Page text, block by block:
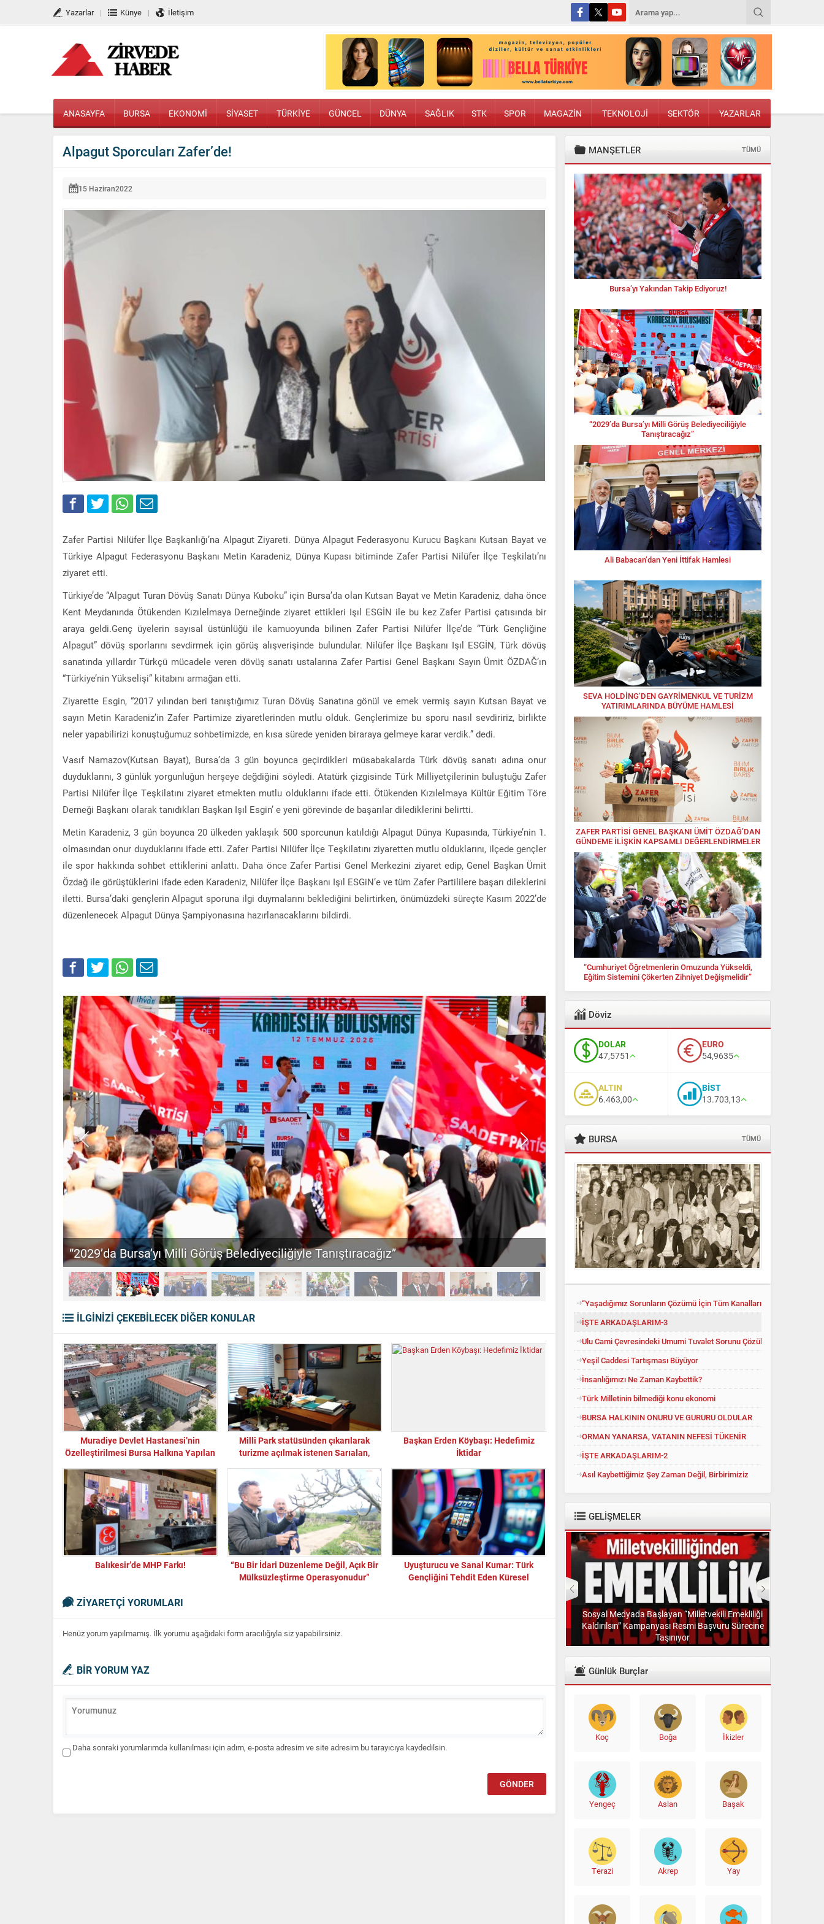
Yazarlar Künye İletişim
ANASAYFA BURSA EKONOMİ SİYASET TÜRKİYE GÜNCEL DÜNYA SAĞLIK STK SPOR MAGAZİN TEKNOLOJİ SEKTÖR YAZARLAR
Alpagut Sporcuları Zafer’de!
15 Haziran2022
Zafer Partisi Nilüfer İlçe Başkanlığı’na Alpagut Ziyareti. Dünya Alpagut Federasyonu Kurucu Başkanı Kutsan Bayat ve
Türkiye Alpagut Federasyonu Başkanı Metin Karadeniz, Dünya Kupası bitiminde Zafer Partisi Nilüfer İlçe Teşkilatı’nı
ziyaret etti.
Türkiye’de “Alpagut Turan Dövüş Sanatı Dünya Kuboku” için Bursa’da olan Kutsan Bayat ve Metin Karadeniz, daha önce
Kent Meydanında Ötükenden Kızılelmaya Derneğinde ziyaret ettikleri Işıl ESGİN ile bu kez Zafer Partisi çatısında bir
araya geldi.Genç üyelerin sayısal üstünlüğü ile kamuoyunda bilinen Zafer Partisi Nilüfer İlçe’de “Türk Gençliğine
Alpagut” dövüş sporlarını sevdirmek için görüş alışverişinde bulundular. Nilüfer İlçe Başkanı Işıl ESGİN, Türk dövüş
sanatında yıllardır Türkçü mücadele veren dövüş sanatı ustalarına Zafer Partisi Genel Başkanı Sayın Ümit ÖZDAĞ’ın
“Türkiye’nin Yükselişi” kitabını armağan etti.
Ziyarette Esgin, “2017 yılından beri tanıştığımız Turan Dövüş Sanatına gönül ve emek vermiş sayın Kutsan Bayat ve
sayın Metin Karadeniz’in Zafer Partimize ziyaretlerinden mutlu olduk. Gençlerimize bu sporu nasıl sevdiririz, birlikte
neler yapabilirizi konuştuğumuz sohbetimizde, en kısa sürede yeniden biraraya gelmeye karar verdik.” dedi.
Vasıf Namazov(Kutsan Bayat), Bursa’da 3 gün boyunca geçirdikleri müsabakalarda Türk dövüş sanatı adına onur
duyduklarını, 3 günlük yorgunluğun herşeye değdiğini söyledi. Atatürk çizgisinde Türk Milliyetçilerinin buluştuğu Zafer
Partisi Nilüfer İlçe Teşkilatını ziyaret etmekten mutlu olduklarını ifade etti. Ötükenden Kızılelmaya Kültür Eğitim Töre
Derneği Başkanı olarak tanıdıkları Başkan Işıl Esgin’ e yeni görevinde de başarılar dilediklerini belirtti.
Metin Karadeniz, 3 gün boyunca 20 ülkeden yaklaşık 500 sporcunun katıldığı Alpagut Dünya Kupasında, Türkiye’nin 1.
olmasından onur duyduklarını ifade etti. Zafer Partisi Nilüfer İlçe Teşkilatını ziyaretten mutlu olduklarını, ilçede gençler
ile spor hakkında sohbet ettiklerini anlattı. Daha önce Zafer Partisi Genel Merkezini ziyaret edip, Genel Başkan Ümit
Özdağ ile görüştüklerini ifade eden Karadeniz, Nilüfer İlçe Başkanı Işıl ESGiN’e ve tüm Zafer Partililere başarı dileklerini
iletti. Bursa’daki gençlerin Alpagut sporuna ilgi duymalarını beklediğini belirtirken, önümüzdeki süreçte Kasım 2022’de
düzenlenecek Alpagut Dünya Şampiyonasına hazırlanacaklarını bildirdi.
“2029’da Bursa’yı Milli Görüş Belediyeciliğiyle Tanıştıracağız” Ali Babacan’dan Yeni İttifak Hamlesi
İLGİNİZİ ÇEKEBİLECEK DİĞER KONULAR
Muradiye Devlet Hastanesi’nin
Özelleştirilmesi Bursa Halkına Yapılan
Milli Park statüsünden çıkarılarak
turizme açılmak istenen Sarıalan,
yaban hayatının devamı için sakınca
oluşturmakta…
Başkan Erden Köybaşı: Hedefimiz
İktidar
Balıkesir’de MHP Farkı!
“Bu Bir İdari Düzenleme Değil, Açık Bir
Mülksüzleştirme Operasyonudur”
Uyuşturucu ve Sanal Kumar: Türk
Gençliğini Tehdit Eden Küresel
ZİYARETÇİ YORUMLARI
Henüz yorum yapılmamış. İlk yorumu aşağıdaki form aracılığıyla siz yapabilirsiniz.
BİR YORUM YAZ
Daha sonraki yorumlarımda kullanılması için adım, e-posta adresim ve site adresim bu tarayıcıya kaydedilsin.
MANŞETLER TÜMÜ
Bursa’yı Yakından Takip Ediyoruz!
“2029’da Bursa’yı Milli Görüş Belediyeciliğiyle
Tanıştıracağız”
Ali Babacan’dan Yeni İttifak Hamlesi
SEVA HOLDİNG’DEN GAYRİMENKUL VE TURİZM
YATIRIMLARINDA BÜYÜME HAMLESİ
ZAFER PARTİSİ GENEL BAŞKANI ÜMİT ÖZDAĞ’DAN
GÜNDEME İLİŞKİN KAPSAMLI DEĞERLENDİRMELER
“Cumhuriyet Öğretmenlerin Omuzunda Yükseldi,
Eğitim Sistemini Çökerten Zihniyet Değişmelidir”
Döviz
DOLAR
47,5751
EURO
54,9635
ALTIN
6.463,00
BİST
13.703,13
BURSA TÜMÜ
“Yaşadığımız Sorunların Çözümü İçin Tüm Kanalları Denedik”
İŞTE ARKADAŞLARIM-3
Ulu Cami Çevresindeki Umumi Tuvalet Sorunu Çözüldü
Yeşil Caddesi Tartışması Büyüyor
İnsanlığımızı Ne Zaman Kaybettik?
Türk Milletinin bilmediği konu ekonomi
BURSA HALKININ ONURU VE GURURU OLDULAR
ORMAN YANARSA, VATANIN NEFESİ TÜKENİR
İŞTE ARKADAŞLARIM-2
Asıl Kaybettiğimiz Şey Zaman Değil, Birbirimiziz
GELİŞMELER
Sosyal Medyada Başlayan “Milletvekili Emekliliği
Kaldırılsın” Kampanyası Resmi Başvuru Sürecine
Taşınıyor
Günlük Burçlar
Koç Boğa İkizler
Yengeç Aslan Başak
Terazi Akrep Yay